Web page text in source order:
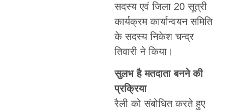
सदस्य एवं जिला 20 सूत्री
कार्यक्रम कार्यान्वयन समिति
के सदस्य निकेश चन्द्र
तिवारी ने किया।
सुलभ है मतदाता बनने की
प्रक्रिया
रैली को संबोधित करते हुए